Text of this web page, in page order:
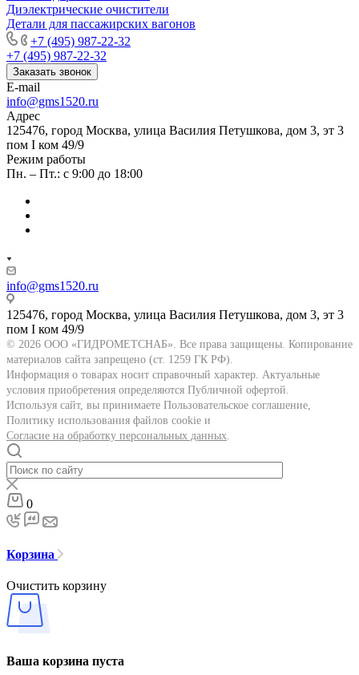
Диэлектрические очистители
Детали для пассажирских вагонов
+7 (495) 987-22-32
+7 (495) 987-22-32
Заказать звонок
E-mail
info@gms1520.ru
Адрес
125476, город Москва, улица Василия Петушкова, дом 3, эт 3
пом I ком 49/9
Режим работы
Пн. – Пт.: с 9:00 до 18:00
info@gms1520.ru
125476, город Москва, улица Василия Петушкова, дом 3, эт 3
пом I ком 49/9
© 2026 ООО «ГИДРОМЕТСНАБ». Все права защищены. Копирование
материалов сайта запрещено (ст. 1259 ГК РФ).
Информация о товарах носит справочный характер. Актуальные
условия приобретения определяются Публичной офертой.
Используя сайт, вы принимаете Пользовательское соглашение,
Политику использования файлов cookie и
Согласие на обработку персональных данных
0
Корзина
Очистить корзину
Ваша корзина пуста